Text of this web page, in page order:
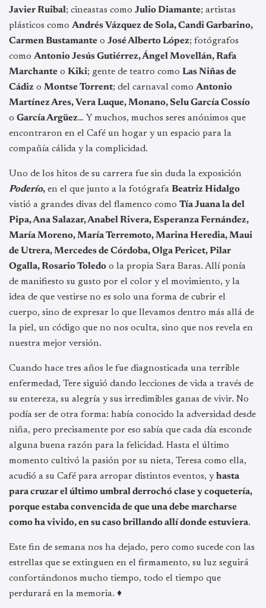
Javier Ruibal; cineastas como Julio Diamante; artistas
plásticos como Andrés Vázquez de Sola, Candi Garbarino,
Carmen Bustamante o José Alberto López; fotógrafos
como Antonio Jesús Gutiérrez, Ángel Movellán, Rafa
Marchante o Kiki; gente de teatro como Las Niñas de
Cádiz o Montse Torrent; del carnaval como Antonio
Martínez Ares, Vera Luque, Monano, Selu García Cossío
o García Argüez… Y muchos, muchos seres anónimos que
encontraron en el Café un hogar y un espacio para la
compañía cálida y la complicidad.
Uno de los hitos de su carrera fue sin duda la exposición
Poderío, en el que junto a la fotógrafa Beatriz Hidalgo
vistió a grandes divas del flamenco como Tía Juana la del
Pipa, Ana Salazar, Anabel Rivera, Esperanza Fernández,
María Moreno, María Terremoto, Marina Heredia, Maui
de Utrera, Mercedes de Córdoba, Olga Pericet, Pilar
Ogalla, Rosario Toledo o la propia Sara Baras. Allí ponía
de manifiesto su gusto por el color y el movimiento, y la
idea de que vestirse no es solo una forma de cubrir el
cuerpo, sino de expresar lo que llevamos dentro más allá de
la piel, un código que no nos oculta, sino que nos revela en
nuestra mejor versión.
Cuando hace tres años le fue diagnosticada una terrible
enfermedad, Tere siguió dando lecciones de vida a través de
su entereza, su alegría y sus irredimibles ganas de vivir. No
podía ser de otra forma: había conocido la adversidad desde
niña, pero precisamente por eso sabía que cada día esconde
alguna buena razón para la felicidad. Hasta el último
momento cultivó la pasión por su nieta, Teresa como ella,
acudió a su Café para arropar distintos eventos, yhasta
para cruzar el último umbral derrochó clase y coquetería,
porque estaba convencida de que una debe marcharse
como ha vivido, en su caso brillando allí donde estuviera.
Este fin de semana nos ha dejado, pero como sucede con las
estrellas que se extinguen en el firmamento, su luz seguirá
confortándonos mucho tiempo, todo el tiempo que
perdurará en la memoria. ♦